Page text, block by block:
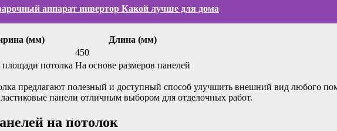
аппарат инвертор Какой лучше для дома
(мм)
Длина (мм)
450
площади потолка На основе размеров панелей
предлагают полезный и доступный способ улучшить внешний вид любого
панели отличным выбором для отделочных работ.
на потолок